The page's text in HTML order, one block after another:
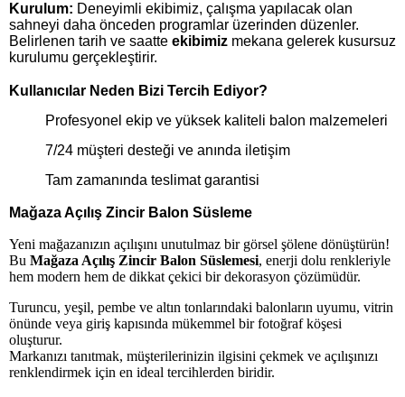
Kurulum: Deneyimli ekibimiz, çalışma yapılacak olan
sahneyi daha önceden programlar üzerinden düzenler.
Belirlenen tarih ve saatte ekibimiz mekana gelerek kusursuz
kurulumu gerçekleştirir.
Kullanıcılar Neden Bizi Tercih Ediyor?
Profesyonel ekip ve yüksek kaliteli balon malzemeleri
7/24 müşteri desteği ve anında iletişim
Tam zamanında teslimat garantisi
Mağaza Açılış Zincir Balon Süsleme
Yeni mağazanızın açılışını unutulmaz bir görsel şölene dönüştürün!
Bu Mağaza Açılış Zincir Balon Süslemesi, enerji dolu renkleriyle
hem modern hem de dikkat çekici bir dekorasyon çözümüdür.
Turuncu, yeşil, pembe ve altın tonlarındaki balonların uyumu, vitrin
önünde veya giriş kapısında mükemmel bir fotoğraf köşesi
oluşturur.
Markanızı tanıtmak, müşterilerinizin ilgisini çekmek ve açılışınızı
renklendirmek için en ideal tercihlerden biridir.